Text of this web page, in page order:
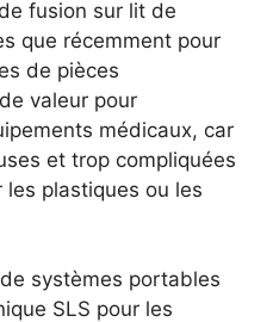
fusion sur lit de
que récemment pour
de pièces
valeur pour
médicaux, car
et trop compliquées
plastiques ou les
systèmes portables
SLS pour les